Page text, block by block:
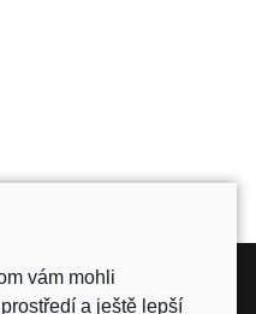
vám mohli
a ještě lepší